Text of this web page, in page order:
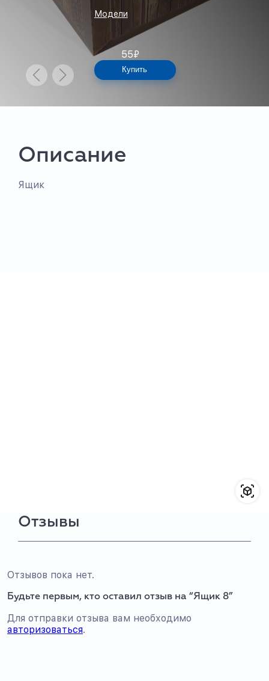
Модели
55₽
Купить
Описание
Ящик
Отзывы
Отзывов пока нет.
Будьте первым, кто оставил отзыв на “Ящик 8”
Для отправки отзыва вам необходимо
авторизоваться.